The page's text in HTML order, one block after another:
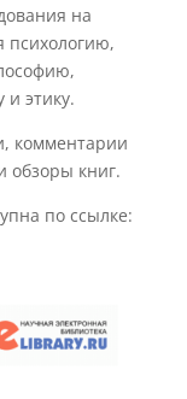
на
психологию,
и этику.
комментарии
обзоры книг.
по ссылке: